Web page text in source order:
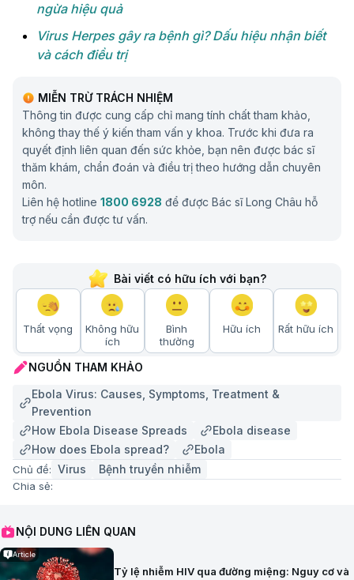
ngừa hiệu quả
Virus Herpes gây ra bệnh gì? Dấu hiệu nhận biết
và cách điều trị
MIỄN TRỪ TRÁCH NHIỆM
Thông tin được cung cấp chỉ mang tính chất tham khảo,
không thay thế ý kiến tham vấn y khoa. Trước khi đưa ra
quyết định liên quan đến sức khỏe, bạn nên được bác sĩ
thăm khám, chẩn đoán và điều trị theo hướng dẫn chuyên
môn.
Liên hệ hotline 1800 6928 để được Bác sĩ Long Châu hỗ
trợ nếu cần được tư vấn.
Bài viết có hữu ích với bạn?
Thất vọng
Không hữu
ích
Bình
thường
Hữu ích Rất hữu ích
NGUỒN THAM KHẢO
Ebola Virus: Causes, Symptoms, Treatment &
Prevention
How Ebola Disease Spreads
Ebola disease
How does Ebola spread?
Ebola
Chủ đề: Virus Bệnh truyền nhiễm
Chia sẻ:
NỘI DUNG LIÊN QUAN
Article
Tỷ lệ nhiễm HIV qua đường miệng: Nguy cơ và